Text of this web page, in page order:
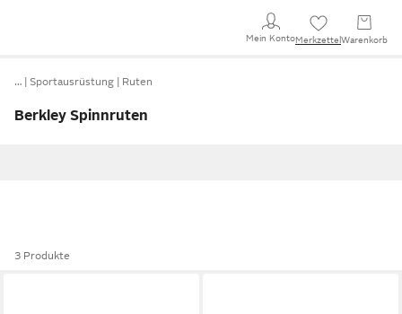
Mein KontoMerkzettel Warenkorb
… Sportausrüstung Ruten
Berkley Spinnruten
3 Produkte